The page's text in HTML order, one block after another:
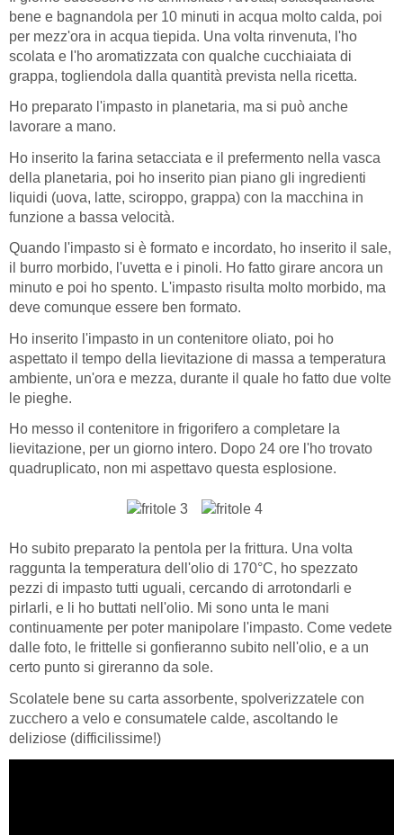
bene e bagnandola per 10 minuti in acqua molto calda, poi
per mezz'ora in acqua tiepida. Una volta rinvenuta, l'ho
scolata e l'ho aromatizzata con qualche cucchiaiata di
grappa, togliendola dalla quantità prevista nella ricetta.
Ho preparato l'impasto in planetaria, ma si può anche
lavorare a mano.
Ho inserito la farina setacciata e il prefermento nella vasca
della planetaria, poi ho inserito pian piano gli ingredienti
liquidi (uova, latte, sciroppo, grappa) con la macchina in
funzione a bassa velocità.
Quando l'impasto si è formato e incordato, ho inserito il sale,
il burro morbido, l'uvetta e i pinoli. Ho fatto girare ancora un
minuto e poi ho spento. L'impasto risulta molto morbido, ma
deve comunque essere ben formato.
Ho inserito l'impasto in un contenitore oliato, poi ho
aspettato il tempo della lievitazione di massa a temperatura
ambiente, un'ora e mezza, durante il quale ho fatto due volte
le pieghe.
Ho messo il contenitore in frigorifero a completare la
lievitazione, per un giorno intero. Dopo 24 ore l'ho trovato
quadruplicato, non mi aspettavo questa esplosione.
Ho subito preparato la pentola per la frittura. Una volta
raggunta la temperatura dell'olio di 170°C, ho spezzato
pezzi di impasto tutti uguali, cercando di arrotondarli e
pirlarli, e li ho buttati nell'olio. Mi sono unta le mani
continuamente per poter manipolare l'impasto. Come vedete
dalle foto, le frittelle si gonfieranno subito nell'olio, e a un
certo punto si gireranno da sole.
Scolatele bene su carta assorbente, spolverizzatele con
zucchero a velo e consumatele calde, ascoltando le
deliziose (difficilissime!)